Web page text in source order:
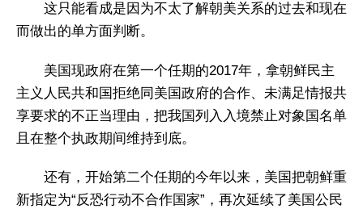
这只能看成是因为不太了解朝美关系的过去和现在
而做出的单方面判断。
美国现政府在第一个任期的2017年，拿朝鲜民主
主义人民共和国拒绝同美国政府的合作、未满足情报共
享要求的不正当理由，把我国列入入境禁止对象国名单
且在整个执政期间维持到底。
还有，开始第二个任期的今年以来，美国把朝鲜重
新指定为“反恐行动不合作国家”，再次延续了美国公民